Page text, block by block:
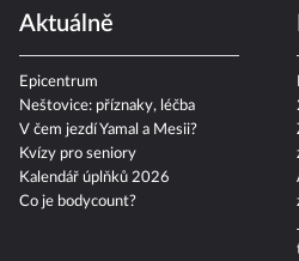
Aktuálně
Epicentrum
Neštovice: příznaky, léčba
V čem jezdí Yamal a Mesii?
Kvízy pro seniory
Kalendář úplňků 2026
Co je bodycount?